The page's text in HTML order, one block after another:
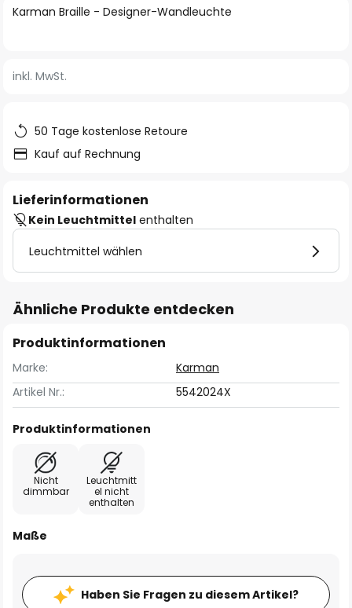
Zum
springen
Karman Braille - Designer-Wandleuchte
inkl. MwSt.
50 Tage kostenlose Retoure
Kauf auf Rechnung
Lieferinformationen
Kein Leuchtmittel enthalten
Leuchtmittel wählen
Ähnliche Produkte entdecken
Produktinformationen
Marke:
Karman
Artikel Nr.:
5542024X
Produktinformationen
Nicht
dimmbar
Leuchtmitt
el nicht
enthalten
Maße
Haben Sie Fragen zu diesem Artikel?